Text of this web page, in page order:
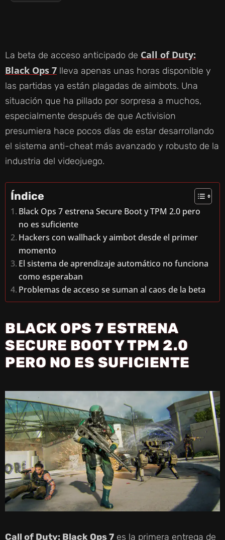
La beta de acceso anticipado de Call of Duty:
Black Ops 7 lleva apenas unas horas disponible y
las partidas ya están plagadas de aimbots. Una
situación que ha pillado por sorpresa a muchos,
especialmente después de que Activision
presumiera hace pocos días de estar desarrollando
el sistema anti-cheat más avanzado y robusto de la
industria del videojuego.
Índice
Black Ops 7 estrena Secure Boot y TPM 2.0 pero
no es suficiente
Hackers con wallhack y aimbot desde el primer
momento
El sistema de aprendizaje automático no funciona
como esperaban
Problemas de acceso se suman al caos de la beta
BLACK OPS 7 ESTRENA
SECURE BOOT Y TPM 2.0
PERO NO ES SUFICIENTE
Call of Duty: Black Ops 7 es la primera entrega de